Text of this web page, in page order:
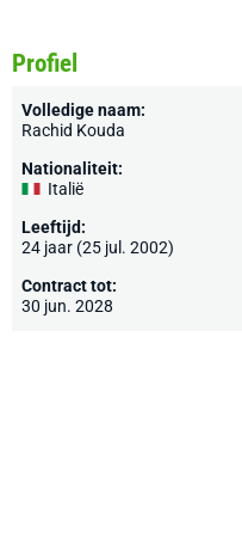
Profiel
Volledige naam:
Rachid Kouda
Nationaliteit:
Italië
Leeftijd:
24 jaar (25 jul. 2002)
Contract tot:
30 jun. 2028